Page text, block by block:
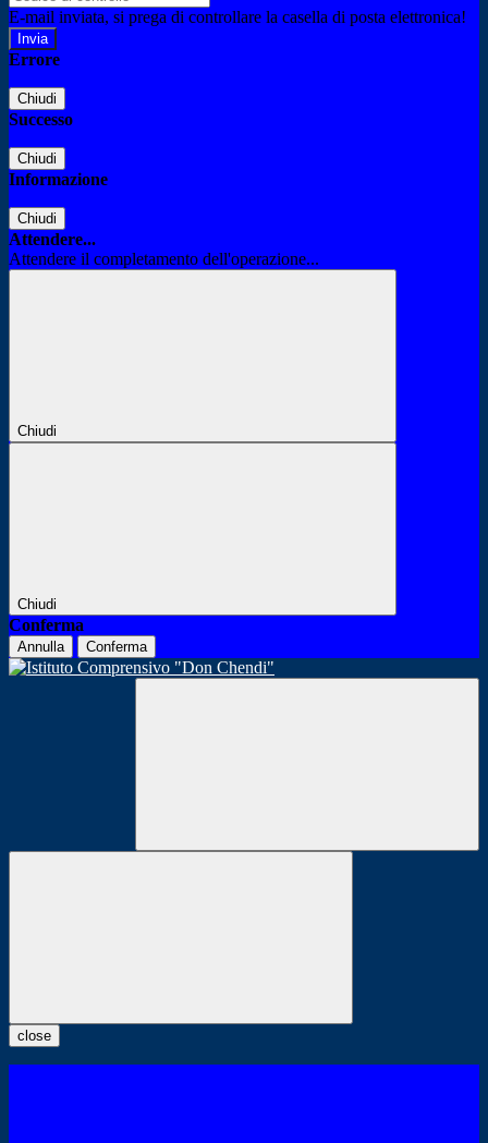
E-mail inviata, si prega di controllare la casella di posta elettronica!
Errore
Chiudi
Successo
Chiudi
Informazione
Chiudi
Attendere...
Attendere il completamento dell'operazione...
Chiudi
Chiudi
Conferma
Annulla Conferma
close